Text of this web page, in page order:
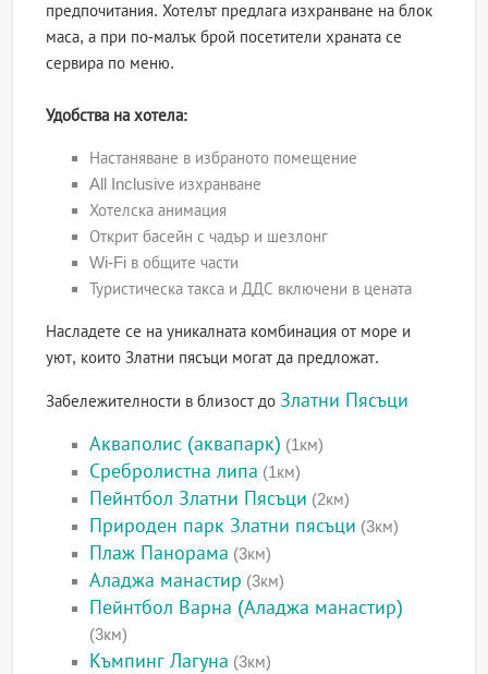
предпочитания. Хотелът предлага изхранване на блок
маса, а при по-малък брой посетители храната се
сервира по меню.
Удобства на хотела:
Настаняване в избраното помещение
All Inclusive изхранване
Хотелска анимация
Открит басейн с чадър и шезлонг
Wi-Fi в общите части
Туристическа такса и ДДС включени в цената
Насладете се на уникалната комбинация от море и
уют, които Златни пясъци могат да предложат.
Забележителности в близост до Златни Пясъци
Акваполис (аквапарк) (1км)
Сребролистна липа (1км)
Пейнтбол Златни Пясъци (2км)
Природен парк Златни пясъци (3км)
Плаж Панорама (3км)
Аладжа манастир (3км)
Пейнтбол Варна (Аладжа манастир)
(3км)
Къмпинг Лагуна (3км)